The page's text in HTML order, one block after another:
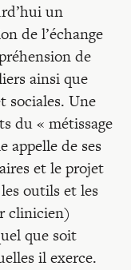
un
de l’échange
de
ainsi que
sociales. Une
du « métissage
appelle de ses
et le projet
outils et les
clinicien)
que soit
il exerce.